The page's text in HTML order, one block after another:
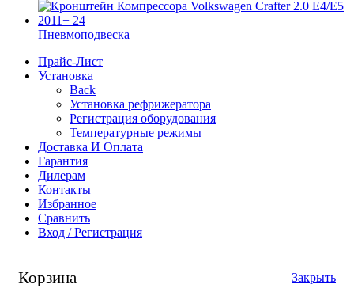
Пневмоподвеска
Прайс-Лист
Установка
Back
Установка рефрижератора
Регистрация оборудования
Температурные режимы
Доставка И Оплата
Гарантия
Дилерам
Контакты
Избранное
Сравнить
Вход / Регистрация
Корзина Закрыть